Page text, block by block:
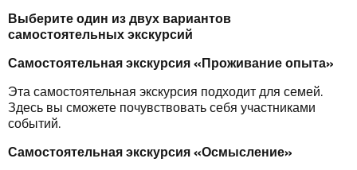
Выберитеодин издвух вариантов
самостоятельныхэкскурсий
Самостоятельнаяэкскурсия«Проживаниеопыта»
Эта самостоятельная экскурсия подходит для семей.
Здесь вы сможете почувствовать себя участниками
событий.
Самостоятельнаяэкскурсия«Осмысление»